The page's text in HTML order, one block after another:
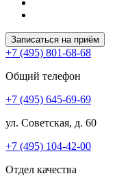
Записаться на приём
+7 (495) 801-68-68
Общий телефон
+7 (495) 645-69-69
ул. Советская, д. 60
+7 (495) 104-42-00
Отдел качества